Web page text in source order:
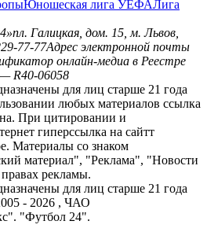
Юношеская лига УЕФАЛига
пл. Галицкая, дом. 15, м. Львов,
77-77Адрес электронной почты
онлайн-медиа в Реестре
R40-06058
для лиц старше 21 года
любых материалов ссылка
При цитировании и
гиперссылка на сайтт
Материалы со знаком
материал", "Реклама", "Новости
рекламы.
для лиц старше 21 года
- 2026 , ЧАО
"Футбол 24".